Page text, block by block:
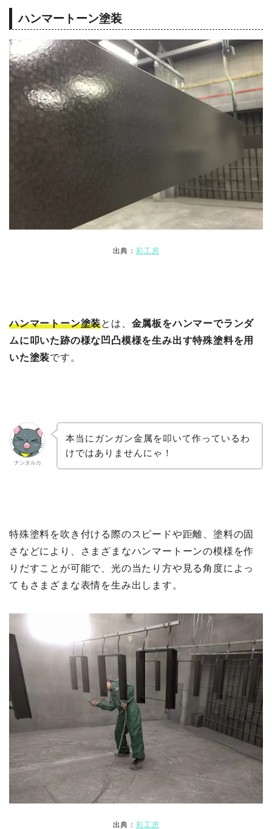
ハンマートーン塗装
出典： 彩工房
ハンマートーン塗装とは、 金属板をハンマーでランダ
ムに叩いた跡の様な凹凸模様を生み出す特殊塗料を用
いた塗装です。
ナンタルカ
本当にガンガン金属を叩いて作っているわ
けではありませんにゃ！
特殊塗料を吹き付ける際のスピードや距離、塗料の固
さなどにより、さまざまなハンマートーンの模様を作
りだすことが可能で、光の当たり方や見る角度によっ
てもさまざまな表情を生み出します。
出典： 彩工房